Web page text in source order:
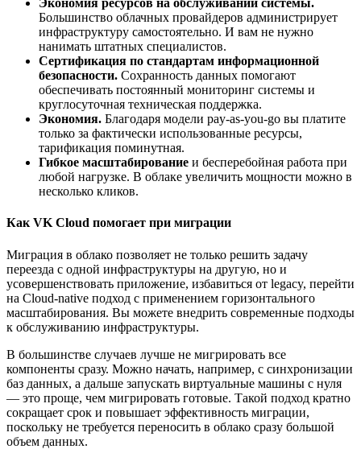
Экономия ресурсов на обслуживании системы.
Большинство облачных провайдеров администрирует
инфраструктуру самостоятельно. И вам не нужно
нанимать штатных специалистов.
Сертификация по стандартам информационной
безопасности. Сохранность данных помогают
обеспечивать постоянный мониторинг системы и
круглосуточная техническая поддержка.
Экономия. Благодаря модели pay-as-you-go вы платите
только за фактически использованные ресурсы,
тарификация поминутная.
Гибкое масштабирование и бесперебойная работа при
любой нагрузке. В облаке увеличить мощности можно в
несколько кликов.
Как VK Cloud помогает при миграции
Миграция в облако позволяет не только решить задачу
переезда с одной инфраструктуры на другую, но и
усовершенствовать приложение, избавиться от legacy, перейти
на Cloud-native подход с применением горизонтального
масштабирования. Вы можете внедрить современные подходы
к обслуживанию инфраструктуры.
В большинстве случаев лучше не мигрировать все
компоненты сразу. Можно начать, например, с синхронизации
баз данных, а дальше запускать виртуальные машины с нуля
— это проще, чем мигрировать готовые. Такой подход кратно
сокращает срок и повышает эффективность миграции,
поскольку не требуется переносить в облако сразу большой
объем данных.